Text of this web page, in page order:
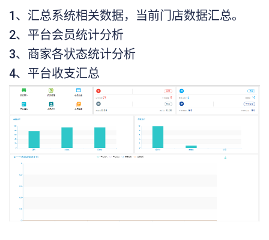
1、汇总系统相关数据，当前门店数据汇总。
2、平台会员统计分析
3、商家各状态统计分析
4、平台收支汇总